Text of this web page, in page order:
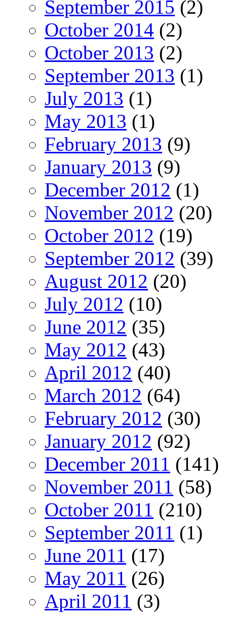
September 2015 (2)
October 2014 (2)
October 2013 (2)
September 2013 (1)
July 2013 (1)
May 2013 (1)
February 2013 (9)
January 2013 (9)
December 2012 (1)
November 2012 (20)
October 2012 (19)
September 2012 (39)
August 2012 (20)
July 2012 (10)
June 2012 (35)
May 2012 (43)
April 2012 (40)
March 2012 (64)
February 2012 (30)
January 2012 (92)
December 2011 (141)
November 2011 (58)
October 2011 (210)
September 2011 (1)
June 2011 (17)
May 2011 (26)
April 2011 (3)